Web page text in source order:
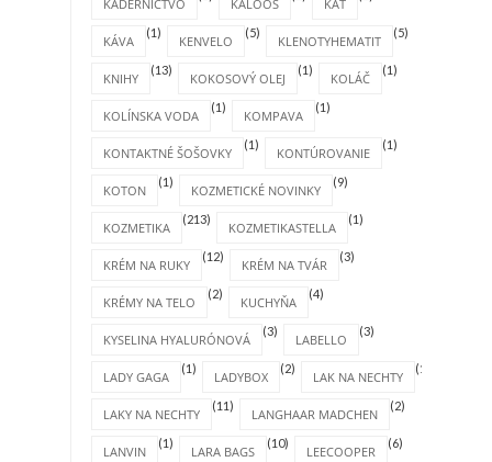
KADERNÍCTVO KALOOS KAT
KÁVA
(1)
KENVELO
(5)
KLENOTYHEMATIT
(5)
KNIHY
(13)
KOKOSOVÝ OLEJ
(1)
KOLÁČ
(1)
KOLÍNSKA VODA
(1)
KOMPAVA
(1)
KONTAKTNÉ ŠOŠOVKY
(1)
KONTÚROVANIE
(1)
KOTON
(1)
KOZMETICKÉ NOVINKY
(9)
KOZMETIKA
(213)
KOZMETIKASTELLA
(1)
KRÉM NA RUKY
(12)
KRÉM NA TVÁR
(3)
KRÉMY NA TELO
(2)
KUCHYŇA
(4)
KYSELINA HYALURÓNOVÁ
(3)
LABELLO
(3)
LADY GAGA
(1)
LADYBOX
(2)
LAK NA NECHTY
(1)
LAKY NA NECHTY
(11)
LANGHAAR MADCHEN
(2)
LANVIN
(1)
LARA BAGS
(10)
LEECOOPER
(6)